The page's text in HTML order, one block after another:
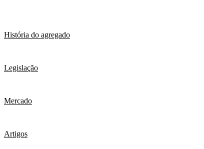
História do agregado
Legislação
Mercado
Artigos